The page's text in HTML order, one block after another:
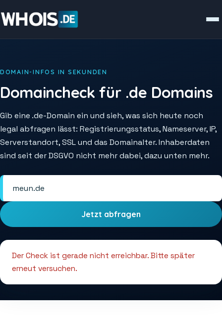
DOMAIN-INFOS IN SEKUNDEN
Domaincheck für .de Domains
Gib eine .de-Domain ein und sieh, was sich heute noch
legal abfragen lässt: Registrierungsstatus, Nameserver, IP,
Serverstandort, SSL und das Domainalter. Inhaberdaten
sind seit der DSGVO nicht mehr dabei, dazu unten mehr.
Jetzt abfragen
Der Check ist gerade nicht erreichbar. Bitte später
erneut versuchen.